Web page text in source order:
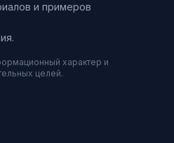
и примеров
характер и
целей.